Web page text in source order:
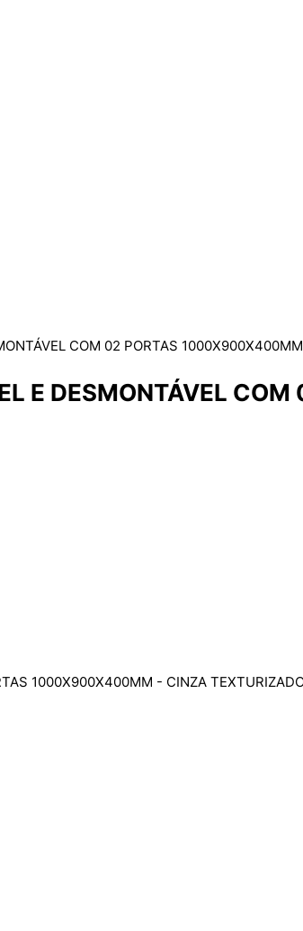
COM 02 PORTAS
E DESMONTÁVEL
1000X900X400MM - CINZA